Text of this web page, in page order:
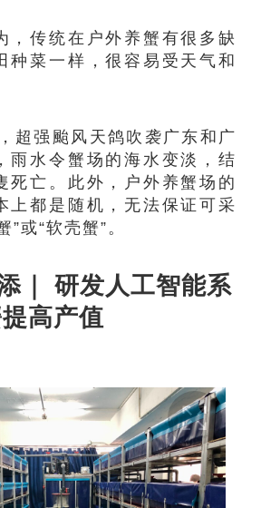
传统在户外养蟹有很多缺
种菜一样，很容易受天气和
强颱风天鸽吹袭广东和广
雨水令蟹场的海水变淡，结
死亡。此外，户外养蟹场的
上都是随机，无法保证可采
或“软壳蟹”。
｜ 研发人工智能系
高产值